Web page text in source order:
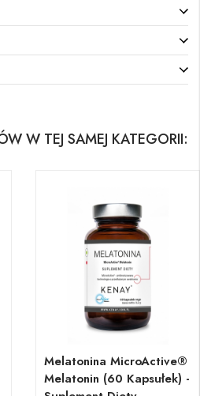
W TEJ SAMEJ KATEGORII:
Melatonina MicroActive®
Melatonin (60 Kapsułek) -